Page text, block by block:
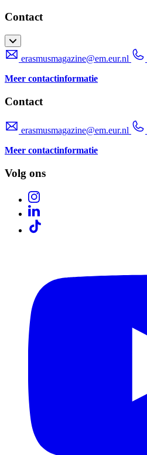
Contact
erasmusmagazine@em.eur.nl
Meer contactinformatie
Contact
erasmusmagazine@em.eur.nl
Meer contactinformatie
Volg ons